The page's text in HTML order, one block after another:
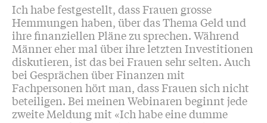
Ich habe festgestellt, dass Frauen grosse
Hemmungen haben, über das Thema Geld und
ihre finanziellen Pläne zu sprechen. Während
Männer eher mal über ihre letzten Investitionen
diskutieren, ist das bei Frauen sehr selten. Auch
bei Gesprächen über Finanzen mit
Fachpersonen hört man, dass Frauen sich nicht
beteiligen. Bei meinen Webinaren beginnt jede
zweite Meldung mit «Ich habe eine dumme